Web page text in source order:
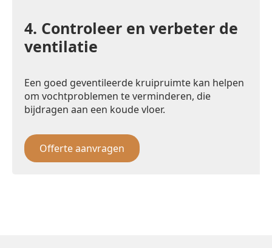
4. Controleer en verbeter de
ventilatie
Een goed geventileerde kruipruimte kan helpen
om vochtproblemen te verminderen, die
bijdragen aan een koude vloer.
Offerte aanvragen